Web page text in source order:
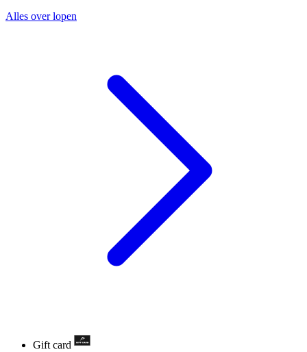
Alles over lopen
Gift card